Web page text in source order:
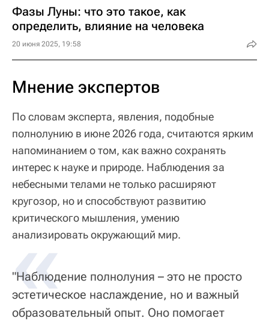
Фазы Луны: что это такое, как
определить, влияние на человека
20 июня 2025, 19:58
Мнение экспертов
По словам эксперта, явления, подобные
полнолунию в июне 2026 года, считаются ярким
напоминанием о том, как важно сохранять
интерес к науке и природе. Наблюдения за
небесными телами не только расширяют
кругозор, но и способствуют развитию
критического мышления, умению
анализировать окружающий мир.
«
"Наблюдение полнолуния – это не просто
эстетическое наслаждение, но и важный
образовательный опыт. Оно помогает